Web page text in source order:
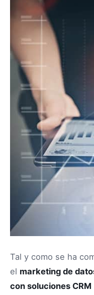
Tal y como se ha
el marketing de
con soluciones CRM